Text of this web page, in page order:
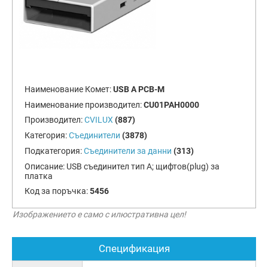
Наименование Комет:USB A PCB-M
Наименование производител:CU01PAH0000
Производител:CVILUX (887)
Категория:Съединители (3878)
Подкатегория:Съединители за данни (313)
Описание: USB съединител тип А; щифтов(plug) за
платка
Код за поръчка:5456
Изображението е само с илюстративна цел!
Спецификация